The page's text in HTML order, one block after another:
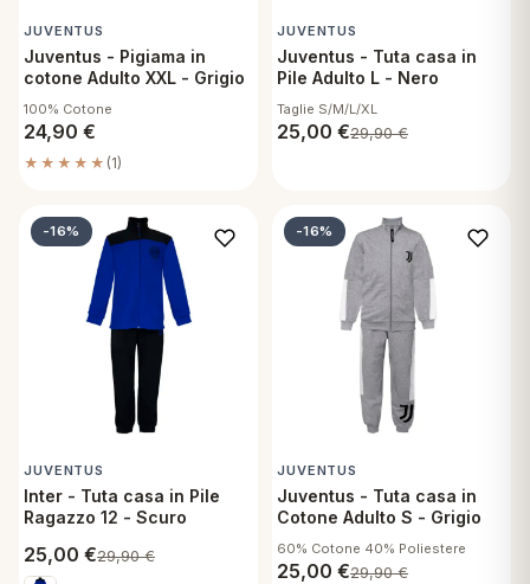
JUVENTUS
Juventus - Pigiama in
cotone Adulto XXL - Grigio
100% Cotone
24,90 €
★★★★★ (1)
JUVENTUS
Juventus - Tuta casa in
Pile Adulto L - Nero
Taglie S/M/L/XL
25,00 €29,90€
-16%
JUVENTUS
Inter - Tuta casa in Pile
Ragazzo 12 - Scuro
25,00 €29,90€
-16%
JUVENTUS
Juventus - Tuta casa in
Cotone Adulto S - Grigio
60% Cotone 40% Poliestere
25,00 €29,90€